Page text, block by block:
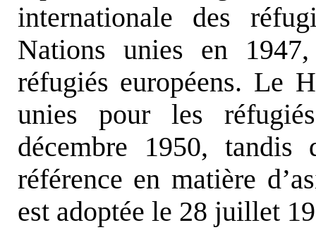
internationale des
Nations unies en
réfugiés européens. Le
unies pour les
décembre 1950, tandis
référence en matière
est adoptée le 28 juillet